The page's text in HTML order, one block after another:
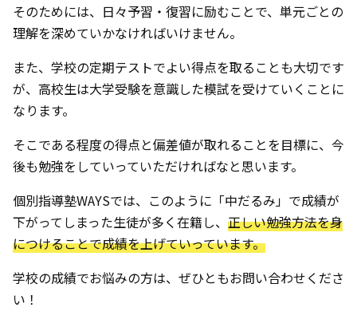
そのためには、日々予習・復習に励むことで、単元ごとの
理解を深めていかなければいけません。
また、学校の定期テストでよい得点を取ることも大切です
が、高校生は大学受験を意識した模試を受けていくことに
なります。
そこである程度の得点と偏差値が取れることを目標に、今
後も勉強をしていっていただければなと思います。
個別指導塾WAYSでは、このように「中だるみ」で成績が
下がってしまった生徒が多く在籍し、 正しい勉強方法を身
につけることで成績を上げていっています。
学校の成績でお悩みの方は、ぜひともお問い合わせくださ
い！